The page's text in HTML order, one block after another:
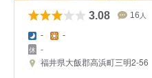
3.08 16 人
- -
-
福井県大飯郡高浜町三明2-56